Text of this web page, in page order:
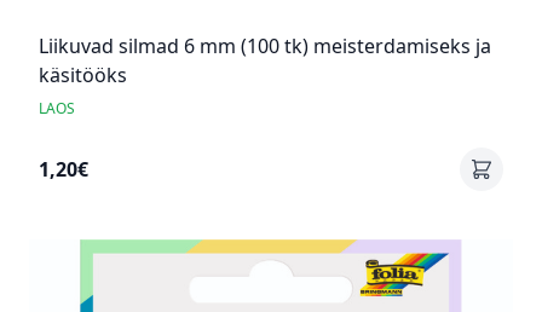
Liikuvad silmad 6 mm (100 tk) meisterdamiseks ja
käsitööks
LAOS
1,20€